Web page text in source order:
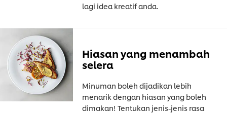
lagi idea kreatif anda.
Hiasan yang menambah
selera
Minuman boleh dijadikan lebih
menarik dengan hiasan yang boleh
dimakan! Tentukan jenis-jenis rasa